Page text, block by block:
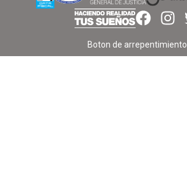
Boton de arrepentimiento